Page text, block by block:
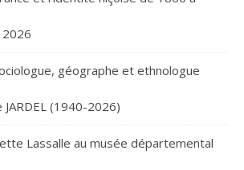
géographe et ethnologue
JARDEL (1940-2026)
Lassalle au musée départemental